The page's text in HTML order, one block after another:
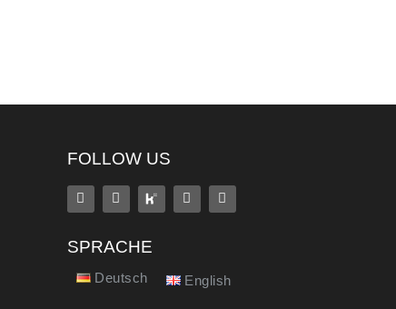
FOLLOW US
SPRACHE
Deutsch English